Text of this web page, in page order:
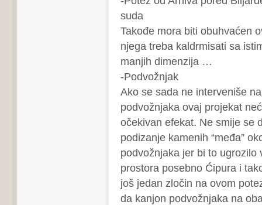
suda
Takođe mora biti obuhvaćen
njega treba kaldrmisati sa
manjih dimenzija …
-Podvožnjak
Ako se sada ne interveniše
podvožnjaka ovaj projekat
očekivan efekat. Ne smije se
podizanje kamenih “međa”
podvožnjaka jer bi to ugrozilo
prostora posebno Ćipura i
još jedan zločin na ovom
da kanjon podvožnjaka na